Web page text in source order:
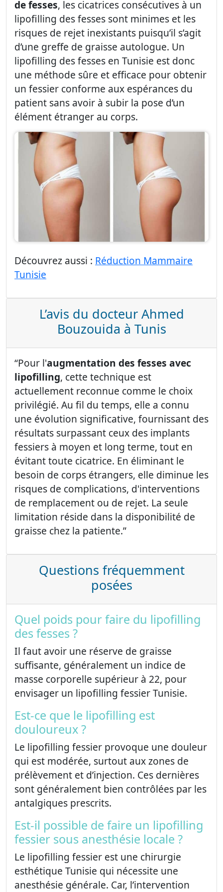
de fesses, les cicatrices consécutives à un
lipofilling des fesses sont minimes et les
risques de rejet inexistants puisqu’il s’agit
d’une greffe de graisse autologue. Un
lipofilling des fesses en Tunisie est donc
une méthode sûre et efficace pour obtenir
un fessier conforme aux espérances du
patient sans avoir à subir la pose d’un
élément étranger au corps.
Découvrez aussi : Réduction Mammaire
Tunisie
L’avis du docteur Ahmed
Bouzouida à Tunis
“Pour l'augmentation des fesses avec
lipofilling, cette technique est
actuellement reconnue comme le choix
privilégié. Au fil du temps, elle a connu
une évolution significative, fournissant des
résultats surpassant ceux des implants
fessiers à moyen et long terme, tout en
évitant toute cicatrice. En éliminant le
besoin de corps étrangers, elle diminue les
risques de complications, d'interventions
de remplacement ou de rejet. La seule
limitation réside dans la disponibilité de
graisse chez la patiente.”
Questions fréquemment
posées
Quel poids pour faire du lipofilling
des fesses ?
Il faut avoir une réserve de graisse
suffisante, généralement un indice de
masse corporelle supérieur à 22, pour
envisager un lipofilling fessier Tunisie.
Est-ce que le lipofilling est
douloureux ?
Le lipofilling fessier provoque une douleur
qui est modérée, surtout aux zones de
prélèvement et d’injection. Ces dernières
sont généralement bien contrôlées par les
antalgiques prescrits.
Est-il possible de faire un lipofilling
fessier sous anesthésie locale ?
Le lipofilling fessier est une chirurgie
esthétique Tunisie qui nécessite une
anesthésie générale. Car, l’intervention